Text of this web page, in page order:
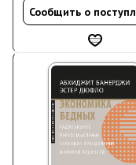
Сообщить о